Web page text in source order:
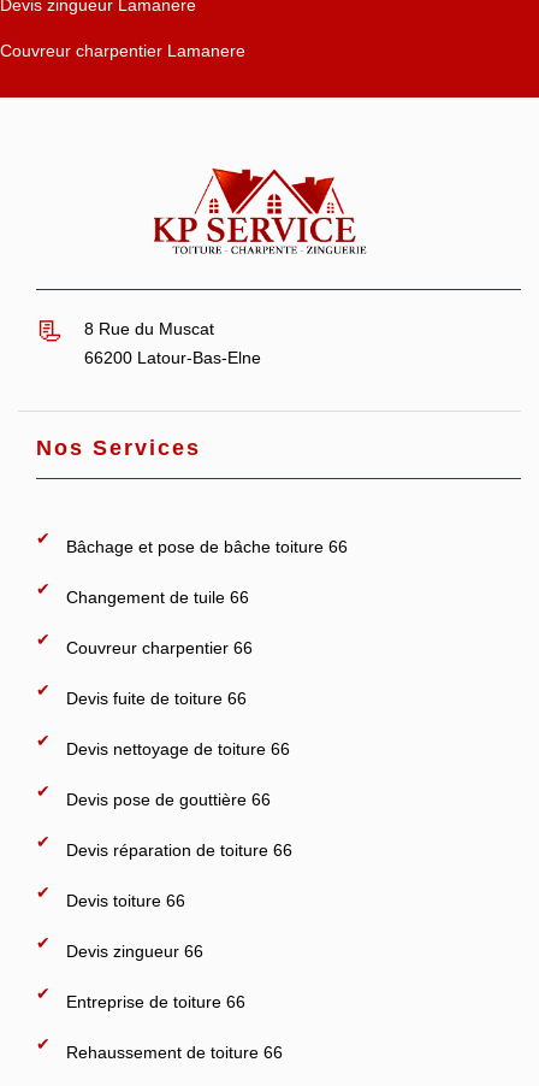
Devis zingueur Lamanere
Couvreur charpentier Lamanere
8 Rue du Muscat
66200 Latour-Bas-Elne
Nos Services
Bâchage et pose de bâche toiture 66
Changement de tuile 66
Couvreur charpentier 66
Devis fuite de toiture 66
Devis nettoyage de toiture 66
Devis pose de gouttière 66
Devis réparation de toiture 66
Devis toiture 66
Devis zingueur 66
Entreprise de toiture 66
Rehaussement de toiture 66